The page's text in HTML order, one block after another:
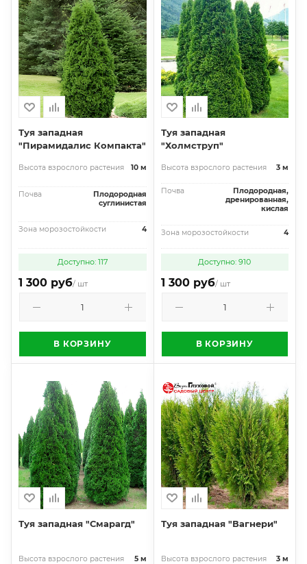
Туя западная
"Пирамидалис Компакта"
Высота взрослого растения 10 м
Почва
Плодородная
суглинистая
Зона морозостойкости 4
Доступно: 117
1 300 руб/ шт
В КОРЗИНУ
Туя западная
"Холмструп"
Высота взрослого растения 3 м
Почва
Плодородная,
дренированная,
кислая
Зона морозостойкости 4
Доступно: 910
1 300 руб/ шт
В КОРЗИНУ
Туя западная "Смарагд"
Высота взрослого растения 5 м
Туя западная "Вагнери"
Высота взрослого растения 3 м